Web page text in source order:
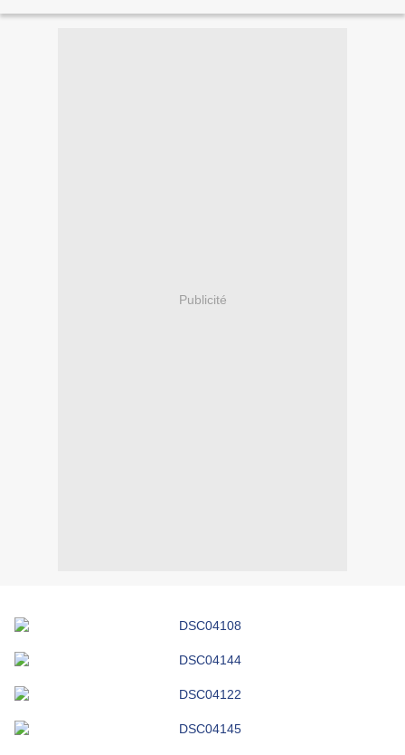
Publicité